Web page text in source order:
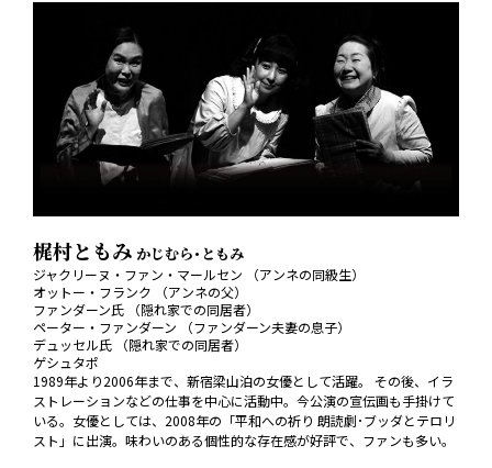
梶村ともみ かじむら･ともみ
ジャクリーヌ・ファン・マールセン （アンネの同級生）
オットー・フランク （アンネの父）
ファンダーン氏 （隠れ家での同居者）
ペーター・ファンダーン （ファンダーン夫妻の息子）
デュッセル氏 （隠れ家での同居者）
ゲシュタポ
1989年より2006年まで、新宿梁山泊の女優として活躍。 その後、イラ
ストレーションなどの仕事を中心に活動中。今公演の宣伝画も手掛けて
いる。女優としては、2008年の「平和への祈り 朗読劇･ブッダとテロリ
スト」に出演。味わいのある個性的な存在感が好評で、ファンも多い。